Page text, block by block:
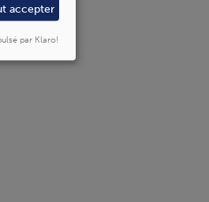
accepter
par Klaro!